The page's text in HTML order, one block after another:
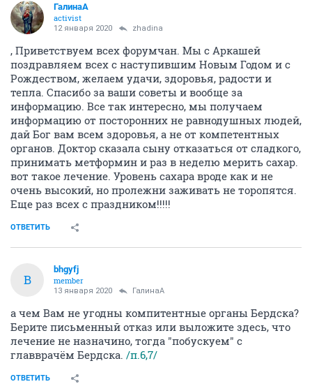
ГалинаА
activist
12 января 2020 zhadina
, Приветствуем всех форумчан. Мы с Аркашей
поздравляем всех с наступившим Новым Годом и с
Рождеством, желаем удачи, здоровья, радости и
тепла. Спасибо за ваши советы и вообще за
информацию. Все так интересно, мы получаем
информацию от посторонних не равнодушных людей,
дай Бог вам всем здоровья, а не от компетентных
органов. Доктор сказала сыну отказаться от сладкого,
принимать метформин и раз в неделю мерить сахар.
вот такое лечение. Уровень сахара вроде как и не
очень высокий, но пролежни заживать не торопятся.
Еще раз всех с праздником!!!!!
ОТВЕТИТЬ
B
bhgyfj
member
13 января 2020 ГалинаА
а чем Вам не угодны компитентные органы Бердска?
Берите письменный отказ или выложите здесь, что
лечение не назначино, тогда "побускуем" с
главврачём Бердска. /п.6,7/
ОТВЕТИТЬ